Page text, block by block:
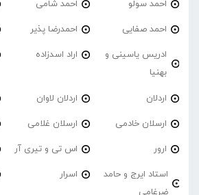
احمد سولو احمد شامی
احمد صفایی احمدرضا پذیر
ادریس یاسینی و
بهنیا
اراد اسدزاده
اردلان اردلان لاوان
ارسلان خادمی ارسلان غلامی
ارور اس تی و تیری آر
استاد ایرج و حامد
ضرغامی
اسرار